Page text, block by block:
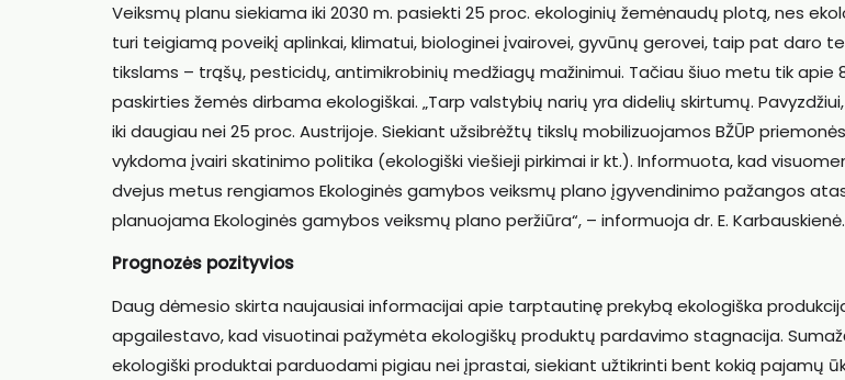
Veiksmų planu siekiama iki 2030 m. pasiekti 25 proc. ekologinių žemėnaudų plotą, nes
turi teigiamą poveikį aplinkai, klimatui, biologinei įvairovei, gyvūnų gerovei, taip pat daro
tikslams – trąšų, pesticidų, antimikrobinių medžiagų mažinimui. Tačiau šiuo metu tik apie
paskirties žemės dirbama ekologiškai. „Tarp valstybių narių yra didelių skirtumų.
iki daugiau nei 25 proc. Austrijoje. Siekiant užsibrėžtų tikslų mobilizuojamos BŽŪP
vykdoma įvairi skatinimo politika (ekologiški viešieji pirkimai ir kt.). Informuota, kad
dvejus metus rengiamos Ekologinės gamybos veiksmų plano įgyvendinimo pažangos
planuojama Ekologinės gamybos veiksmų plano peržiūra“, – informuoja dr. E. Karbauskienė.
Prognozės pozityvios
Daug dėmesio skirta naujausiai informacijai apie tarptautinę prekybą ekologiška
apgailestavo, kad visuotinai pažymėta ekologiškų produktų pardavimo stagnacija.
ekologiški produktai parduodami pigiau nei įprastai, siekiant užtikrinti bent kokią pajamų